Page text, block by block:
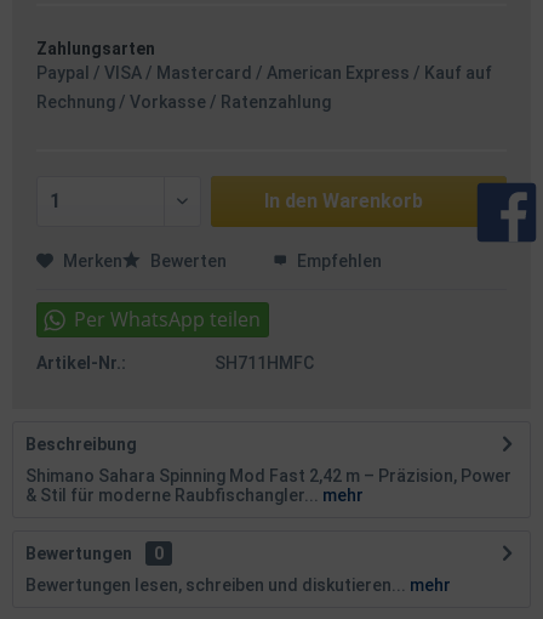
Zahlungsarten
Paypal / VISA / Mastercard / American Express / Kauf auf
Rechnung / Vorkasse / Ratenzahlung
In den Warenkorb
Merken Bewerten Empfehlen
Artikel-Nr.: SH711HMFC
Beschreibung
Shimano Sahara Spinning Mod Fast 2,42 m – Präzision, Power
& Stil für moderne Raubfischangler...
mehr
Bewertungen
0
Bewertungen lesen, schreiben und diskutieren...
mehr